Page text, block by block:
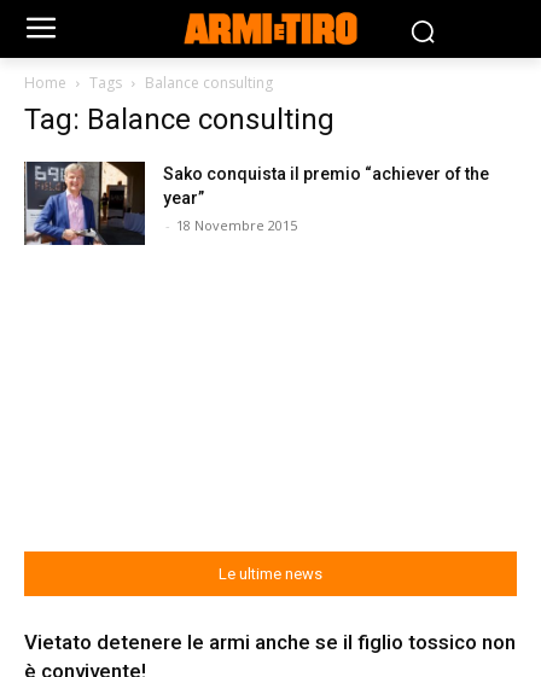
Home Tags Balance consulting
Tag: Balance consulting
Sako conquista il premio “achiever of the
year”
- 18 Novembre 2015
Le ultime news
Vietato detenere le armi anche se il figlio tossico non
è convivente!